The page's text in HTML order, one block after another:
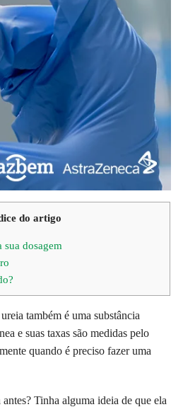
do artigo
dosagem
também é uma substância
e suas taxas são medidas pelo
quando é preciso fazer uma
Tinha alguma ideia de que ela